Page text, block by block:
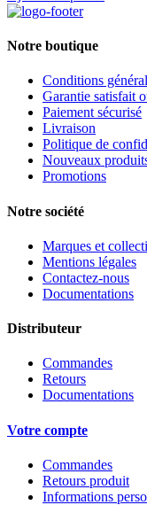
Notre boutique
Conditions
Garantie satisfait
Paiement sécurisé
Livraison
Politique de
Nouveaux
Promotions
Notre société
Marques et
Mentions légales
Contactez-nous
Documentations
Distributeur
Commandes
Retours
Documentations
Votre compte
Commandes
Retours produit
Informations